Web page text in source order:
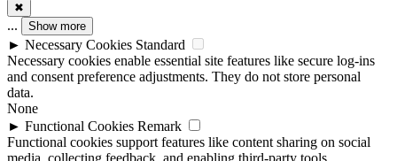
✖
... Show more
► Necessary Cookies Standard
Necessary cookies enable essential site features like secure log-ins
and consent preference adjustments. They do not store personal
data.
None
► Functional Cookies Remark
Functional cookies support features like content sharing on social